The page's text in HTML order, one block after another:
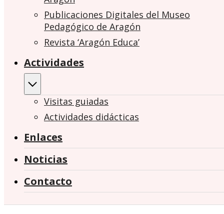
Publicaciones Digitales del Museo
Pedagógico de Aragón
Revista ‘Aragón Educa’
Actividades
Visitas guiadas
Actividades didácticas
Enlaces
Noticias
Contacto